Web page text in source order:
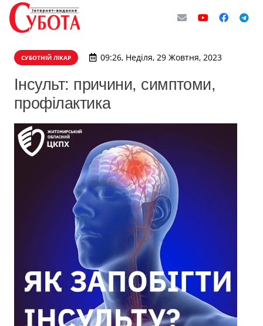
СУБОТНІЙ ЛІКАР 09:26, Неділя, 29 Жовтня, 2023
Інсульт: причини, симптоми,
профілактика